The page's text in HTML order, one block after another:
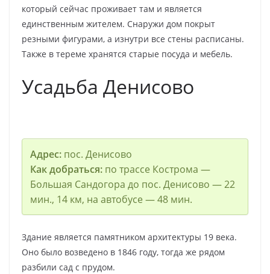
который сейчас проживает там и является
единственным жителем. Снаружи дом покрыт
резными фигурами, а изнутри все стены расписаны.
Также в тереме хранятся старые посуда и мебель.
Усадьба Денисово
Адрес:пос. Денисово
Как добраться:по трассе Кострома —
Большая Сандогора до пос. Денисово — 22
мин., 14 км, на автобусе — 48 мин.
Здание является памятником архитектуры 19 века.
Оно было возведено в 1846 году, тогда же рядом
разбили сад с прудом.